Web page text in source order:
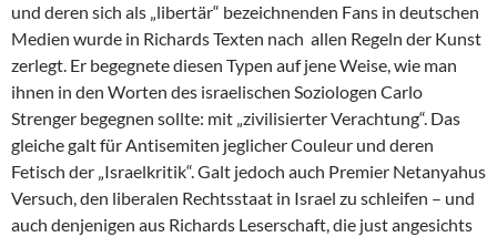
und deren sich als „libertär“ bezeichnenden Fans in deutschen
Medien wurde in Richards Texten nach allen Regeln der Kunst
zerlegt. Er begegnete diesen Typen auf jene Weise, wie man
ihnen in den Worten des israelischen Soziologen Carlo
Strenger begegnen sollte: mit „zivilisierter Verachtung“. Das
gleiche galt für Antisemiten jeglicher Couleur und deren
Fetisch der „Israelkritik“. Galt jedoch auch Premier Netanyahus
Versuch, den liberalen Rechtsstaat in Israel zu schleifen – und
auch denjenigen aus Richards Leserschaft, die just angesichts